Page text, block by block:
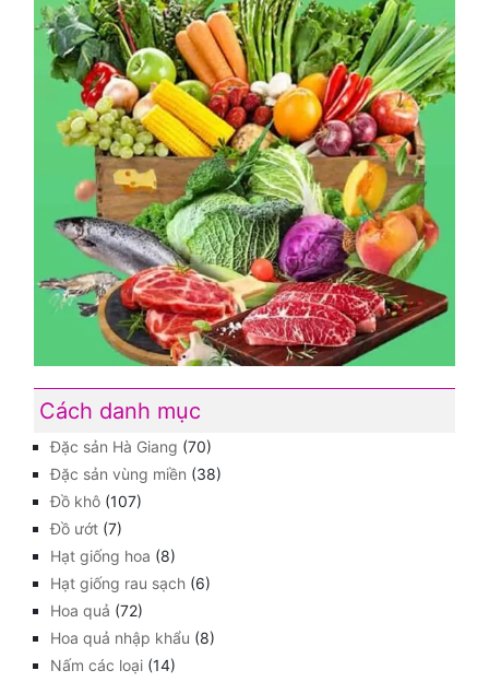
Cách danh mục
Đặc sản Hà Giang (70)
Đặc sản vùng miền (38)
Đồ khô (107)
Đồ ướt (7)
Hạt giống hoa (8)
Hạt giống rau sạch (6)
Hoa quả (72)
Hoa quả nhập khẩu (8)
Nấm các loại (14)